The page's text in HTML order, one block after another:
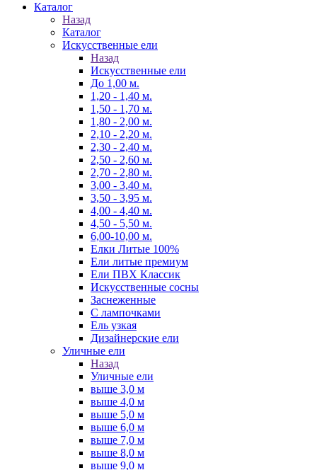
Каталог
Назад
Каталог
Искусственные ели
Назад
Искусственные ели
До 1,00 м.
1,20 - 1,40 м.
1,50 - 1,70 м.
1,80 - 2,00 м.
2,10 - 2,20 м.
2,30 - 2,40 м.
2,50 - 2,60 м.
2,70 - 2,80 м.
3,00 - 3,40 м.
3,50 - 3,95 м.
4,00 - 4,40 м.
4,50 - 5,50 м.
6,00-10,00 м.
Елки Литые 100%
Ели литые премиум
Ели ПВХ Классик
Искусственные сосны
Заснеженные
С лампочками
Ель узкая
Дизайнерские ели
Уличные ели
Назад
Уличные ели
выше 3,0 м
выше 4,0 м
выше 5,0 м
выше 6,0 м
выше 7,0 м
выше 8,0 м
выше 9,0 м